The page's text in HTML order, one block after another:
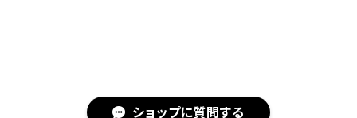
ショップに質問する